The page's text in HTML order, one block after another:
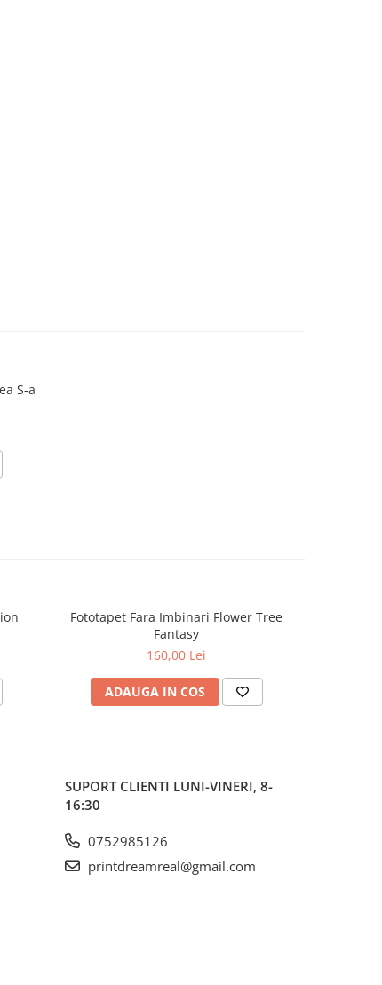
S-a
Fototapet Fara Imbinari Flower Tree
Fantasy
160,00 Lei
ADAUGA IN COS
SUPORT CLIENTI LUNI-VINERI, 8-
16:30
0752985126
printdreamreal@gmail.com